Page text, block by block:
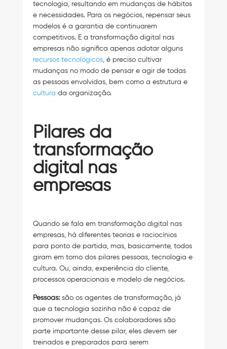
tecnologia, resultando em mudanças de hábitos
e necessidades. Para os negócios, repensar seus
modelos é a garantia de continuarem
competitivos. E a transformação digital nas
empresas não significa apenas adotar alguns
recursos tecnológicos, é preciso cultivar
mudanças no modo de pensar e agir de todas
as pessoas envolvidas, bem como a estrutura e
cultura da organização.
Pilares da
transformação
digital nas
empresas
Quando se fala em transformação digital nas
empresas, há diferentes teorias e raciocínios
para ponto de partida, mas, basicamente, todos
giram em torno dos pilares pessoas, tecnologia e
cultura. Ou, ainda, experiência do cliente,
processos operacionais e modelo de negócios.
Pessoas:são os agentes de transformação, já
que a tecnologia sozinha não é capaz de
promover mudanças. Os colaboradores são
parte importante desse pilar, eles devem ser
treinados e preparados para serem